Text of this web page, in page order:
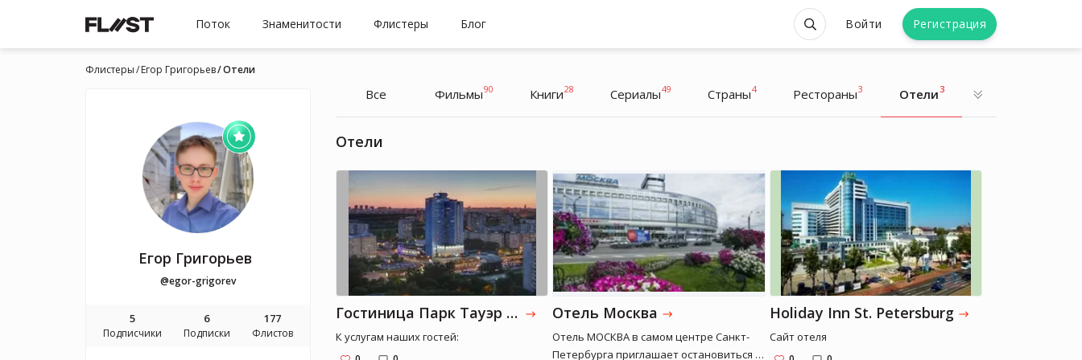
Поток Знаменитости Флистеры Блог Войти Регистрация
Флистеры Егор Григорьев Отели
Егор Григорьев
@egor-grigorev
5
Подписчики
6
Подписки
177
Флистов
Все Фильмы90 Книги28 Cериалы49 Страны4 Рестораны3 Отели3
Отели
Гостиница Парк Тауэр (бывш. Молодежная)
К услугам наших гостей:
Егор Григорьев
Отель Москва
Отель МОСКВА в самом центре Санкт-
Петербурга приглашает остановиться в
Егор Григорьев
Holiday Inn St. Petersburg
Сайт отеля
Егор Григорьев